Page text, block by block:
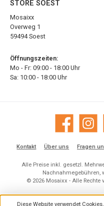
STORE SOEST
Mosaixx
Overweg 1
59494 Soest
Öffnungszeiten:
Mo - Fr: 09:00 - 18:00 Uhr
Sa: 10:00 - 18:00 Uhr
Facebook Instagram
Kontakt Über uns Fragen
Alle Preise inkl. gesetzl.
Nachnahmegebühren,
© 2026 Mosaixx - Alle Rechte
Diese Website verwendet